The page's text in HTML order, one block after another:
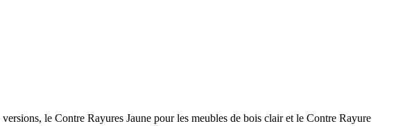
le Contre Rayures Jaune pour les meubles de bois clair et le Contre Rayure